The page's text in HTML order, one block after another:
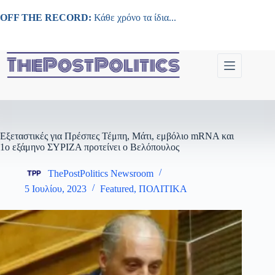
στο
OFF THE RECORD: Κάθε χρόνο τα ίδια...
Εξεταστικές για Πρέσπες Τέμπη, Μάτι, εμβόλιο mRNA και
1ο εξάμηνο ΣΥΡΙΖΑ προτείνει ο Βελόπουλος
ThePostPolitics Newsroom
5 Ιουλίου, 2023
Featured, ΠΟΛΙΤΙΚΑ